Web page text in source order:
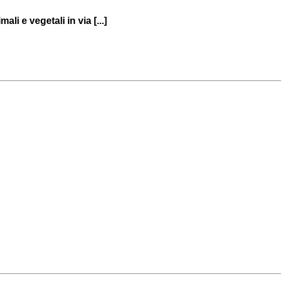
e vegetali in via [...]